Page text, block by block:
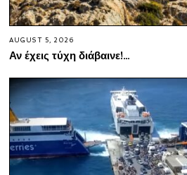
AUGUST 5, 2026
Αν έχεις τύχη διάβαινε!…